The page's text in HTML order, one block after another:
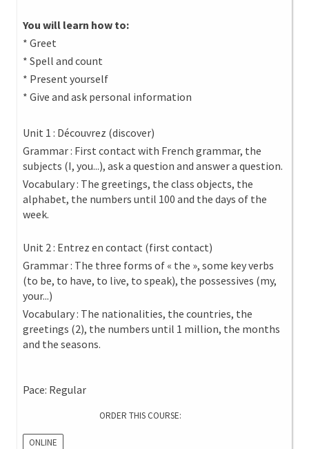
You will learn how to:
* Greet
* Spell and count
* Present yourself
* Give and ask personal information
Unit 1 : Découvrez (discover)
Grammar : First contact with French grammar, the
subjects (I, you...), ask a question and answer a question.
Vocabulary : The greetings, the class objects, the
alphabet, the numbers until 100 and the days of the
week.
Unit 2 : Entrez en contact (first contact)
Grammar : The three forms of « the », some key verbs
(to be, to have, to live, to speak), the possessives (my,
your...)
Vocabulary : The nationalities, the countries, the
greetings (2), the numbers until 1 million, the months
and the seasons.
Pace: Regular
ORDER THIS COURSE:
ONLINE